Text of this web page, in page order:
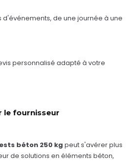
de une journée à une
personnalisé adapté à votre
le fournisseur
béton 250 kg peut s'avérer plus
de solutions en éléments béton,